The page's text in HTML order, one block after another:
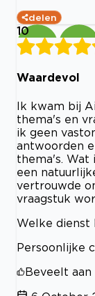
delen
10
Waardevol
Ik kwam bij
thema's en
ik geen
antwoorden
thema's. Wat
een
vertrouwde
vraagstuk
Welke dienst
Persoonlijke
Beveelt aan